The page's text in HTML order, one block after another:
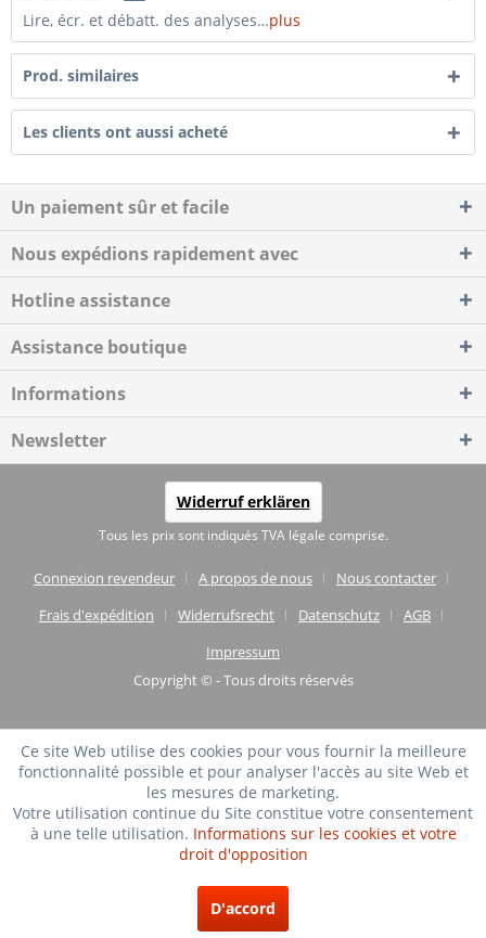
Lire, écr. et débatt. des analyses…plus
Prod. similaires
Les clients ont aussi acheté
Un paiement sûr et facile
Nous expédions rapidement avec
Hotline assistance
Assistance boutique
Informations
Newsletter
Widerruf erklären
Tous les prix sont indiqués TVA légale comprise.
Connexion revendeur A propos de nous
Nous contacter
Frais d'expédition
Widerrufsrecht Datenschutz
AGB
Impressum
Copyright © - Tous droits réservés
Ce site Web utilise des cookies pour vous fournir la meilleure
fonctionnalité possible et pour analyser l'accès au site Web et
les mesures de marketing.
Votre utilisation continue du Site constitue votre consentement
à une telle utilisation. Informations sur les cookies et votre
droit d'opposition
D'accord
(4.75 / 5)
Évaluations à: shopvote.de ⓘ